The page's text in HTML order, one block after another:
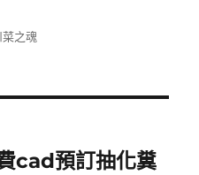
菜之魂
cad預訂抽化糞